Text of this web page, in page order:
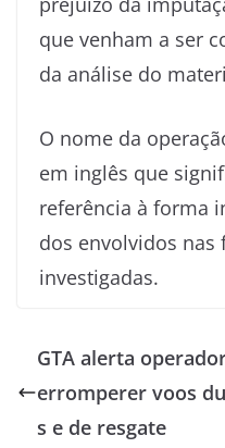
que venham a ser
da análise do
O nome da
em inglês que
referência à forma
dos envolvidos nas
investigadas.
GTA alerta
erromperer voos
s e de resgate